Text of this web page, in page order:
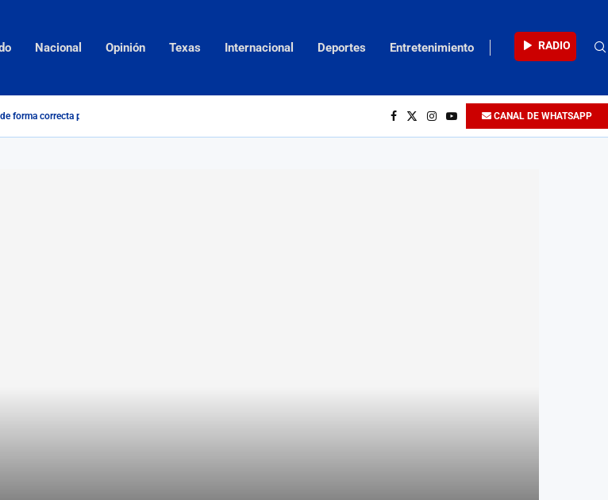
Nacional Opinión Texas Internacional Deportes Entretenimiento RADIO
forma correcta para evitar descompensaciones CANAL DE WHATSAPP